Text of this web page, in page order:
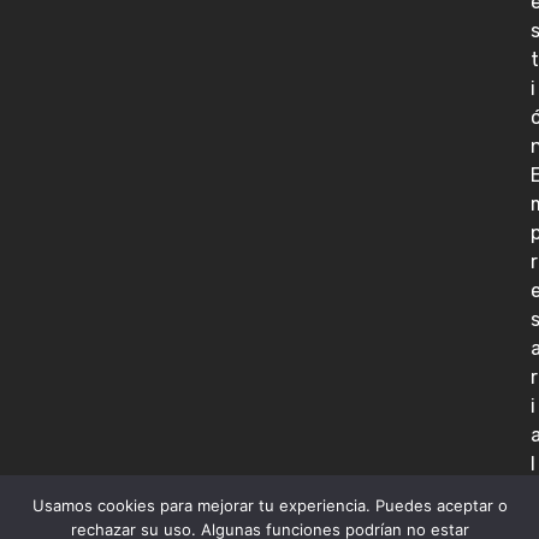
s
t
i
r
s
r
i
l
Usamos cookies para mejorar tu experiencia. Puedes aceptar o
rechazar su uso. Algunas funciones podrían no estar